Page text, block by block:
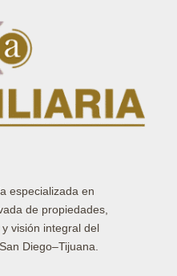
especializada en
de propiedades,
visión integral del
Diego–Tijuana.